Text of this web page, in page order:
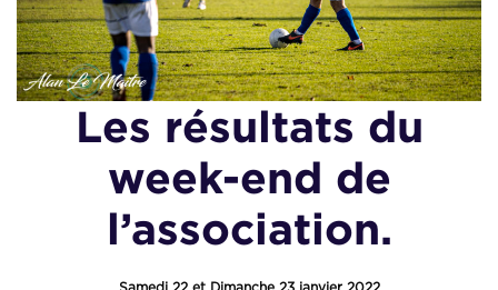
Les résultats du
week-end de
l’association.